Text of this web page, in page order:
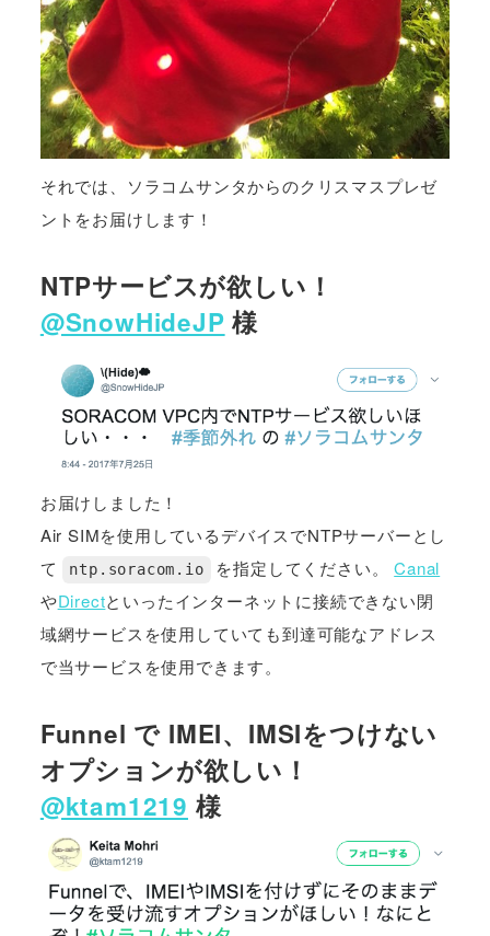
それでは、ソラコムサンタからのクリスマスプレゼ
ントをお届けします！
NTPサービスが欲しい！
@SnowHideJP 様
お届けしました！
Air SIMを使用しているデバイスでNTPサーバーとし
て
ntp.soracom.io を指定してください。Canal
やDirectといったインターネットに接続できない閉
域網サービスを使用していても到達可能なアドレス
で当サービスを使用できます。
Funnel で IMEI、IMSIをつけない
オプションが欲しい！
@ktam1219 様